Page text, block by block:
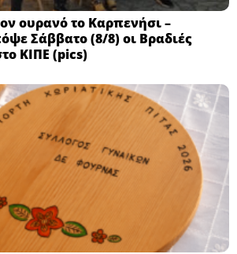
ουρανό το Καρπενήσι –
Σάββατο (8/8) οι Βραδιές
ΚΙΠΕ (pics)